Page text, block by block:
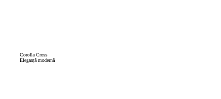
Corolla Cross
Eleganță modernă